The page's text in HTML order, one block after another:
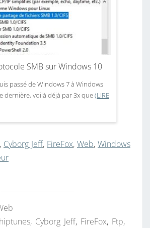
SMB sur Windows 10
passé de Windows 7 à Windows
dernière, voilà déjà par 3x que(LIRE
, Cyborg Jeff, FireFox, Web, Windows
, Cyborg Jeff, FireFox, Ftp,